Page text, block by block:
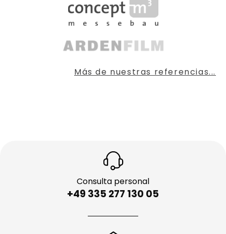
Más de nuestras referencias...
Consulta personal
+49 335 277 130 05